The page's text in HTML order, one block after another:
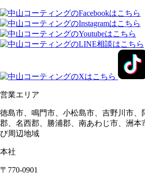
営業エリア
徳島市、鳴門市、小松島市、吉野川市、
郡、名西郡、勝浦郡、南あわじ市、洲本
び周辺地域
本社
〒770-0901